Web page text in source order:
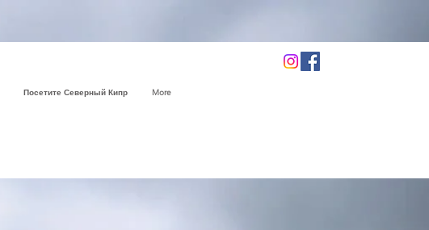
Посетите Северный Кипр More